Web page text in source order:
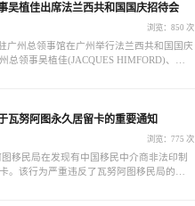
吴植佳出席法兰西共和国国庆招待会
浏览：850 次
广州总领事馆在广州举行法兰西共和国国庆
总领事吴植佳(JACQUES HIMFORD)、法
瓦努阿图永久居留卡的重要通知
浏览：775 次
移民局在发现有中国移民中介商非法印制
。该行为严重违反了瓦努阿图移民局的规